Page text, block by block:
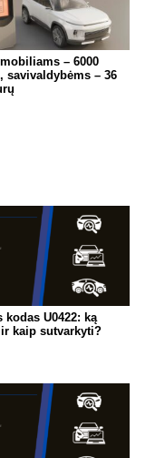
– 6000
savivaldybėms – 36
kodas U0422: ką
kaip sutvarkyti?